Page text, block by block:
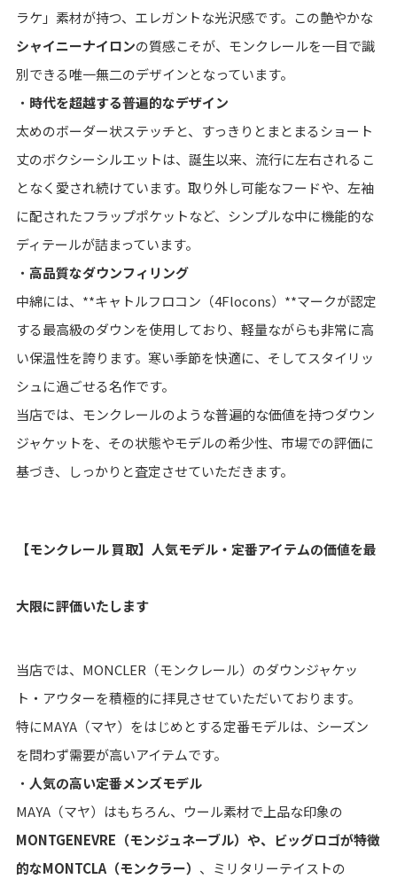
ラケ」素材が持つ、エレガントな光沢感です。この艶やかな
シャイニーナイロンの質感こそが、モンクレールを一目で識
別できる唯一無二のデザインとなっています。
・ 時代を超越する普遍的なデザイン
太めのボーダー状ステッチと、すっきりとまとまるショート
丈のボクシーシルエットは、誕生以来、流行に左右されるこ
となく愛され続けています。取り外し可能なフードや、左袖
に配されたフラップポケットなど、シンプルな中に機能的な
ディテールが詰まっています。
・ 高品質なダウンフィリング
中綿には、**キャトルフロコン（4Flocons）**マークが認定
する最高級のダウンを使用しており、軽量ながらも非常に高
い保温性を誇ります。寒い季節を快適に、そしてスタイリッ
シュに過ごせる名作です。
当店では、モンクレールのような普遍的な価値を持つダウン
ジャケットを、その状態やモデルの希少性、市場での評価に
基づき、しっかりと査定させていただきます。
【モンクレール 買取】人気モデル・定番アイテムの価値を最
大限に評価いたします
当店では、MONCLER（モンクレール）のダウンジャケッ
ト・アウターを積極的に拝見させていただいております。
特にMAYA（マヤ）をはじめとする定番モデルは、シーズン
を問わず需要が高いアイテムです。
・ 人気の高い定番メンズモデル
MAYA（マヤ）はもちろん、ウール素材で上品な印象の
MONTGENEVRE（モンジュネーブル）や、ビッグロゴが特徴
的なMONTCLA（モンクラー） 、ミリタリーテイストの